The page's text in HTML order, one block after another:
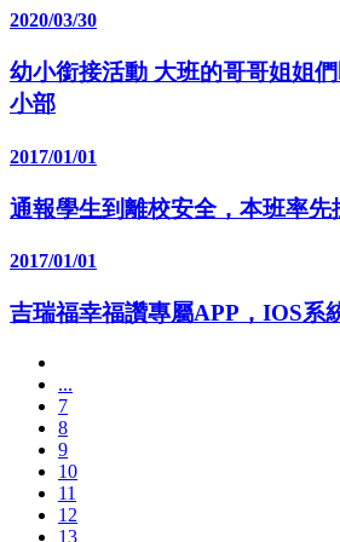
2020/03/30
幼小銜接活動 大班的哥哥姐姐
小部
2017/01/01
通報學生到離校安全，本班率
2017/01/01
吉瑞福幸福讚專屬APP，IOS系
...
7
8
9
10
11
12
13